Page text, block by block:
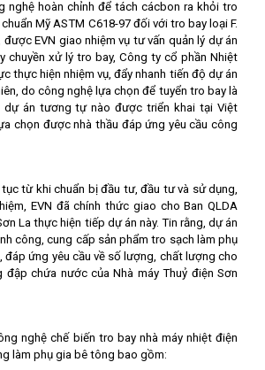
nghệ hoàn chỉnh để tách cácbon ra khỏi tro
Mỹ ASTM C618-97 đối với tro bay loại F.
EVN giao nhiệm vụ tư vấn quản lý dự án
chuyền xử lý tro bay, Công ty cổ phần Nhiệt
thực hiện nhiệm vụ, đẩy nhanh tiến độ dự án
do công nghệ lựa chọn để tuyển tro bay là
dự án tương tự nào được triển khai tại Việt
chọn được nhà thầu đáp ứng yêu cầu công
từ khi chuẩn bị đầu tư, đầu tư và sử dụng,
EVN đã chính thức giao cho Ban QLDA
La thực hiện tiếp dự án này. Tin rằng, dự án
công, cung cấp sản phẩm tro sạch làm phụ
đáp ứng yêu cầu về số lượng, chất lượng cho
chứa nước của Nhà máy Thuỷ điện Sơn
nghệ chế biến tro bay nhà máy nhiệt điện
làm phụ gia bê tông bao gồm: